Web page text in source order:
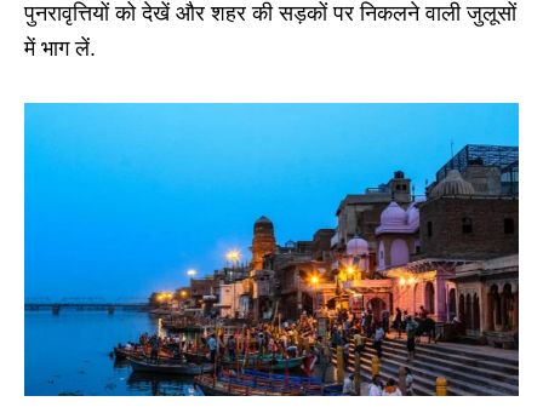
पुनरावृत्तियों को देखें और शहर की सड़कों पर निकलने वाली जुलूसों
में भाग लें.